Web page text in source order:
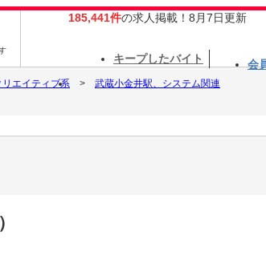
185,441件の求人掲載！8月7日更新
キープしたバイト 会
エイティブ系
武蔵小金井駅、システム関連